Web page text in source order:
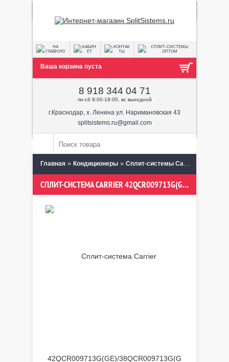
Ваша корзина пуста
8 918 344 04 71
пн-сб 9:00-18:00, вс выходной
г.Краснодар, х. Ленина ул. Наримановская 43
splitsistems.ru@gmail.com
Главная » Кондиционеры » Сплит-системы Carrier
СПЛИТ-СИСТЕМА CARRIER 42QCR009713G(GE)/38QCR009713G(GE)